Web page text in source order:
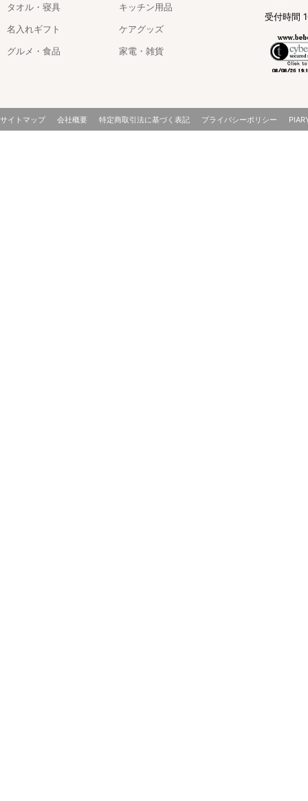
タオル・寝具
キッチン用品
名入れギフト
ケアグッズ
グルメ・食品
家電・雑貨
受付時間
サイトマップ 会社概要 特定商取引法に基づく表記 プライバシーポリシー